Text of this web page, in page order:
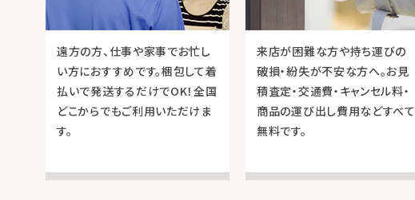
遠方の方、仕事や家事でお忙し
い方におすすめです。梱包して着
払いで発送するだけでOK！全国
どこからでもご利用いただけま
す。
来店が困難な方や持ち運びの
破損・紛失が不安な方へ。お見
積査定・交通費・キャンセル料・
商品の運び出し費用などすべて
無料です。